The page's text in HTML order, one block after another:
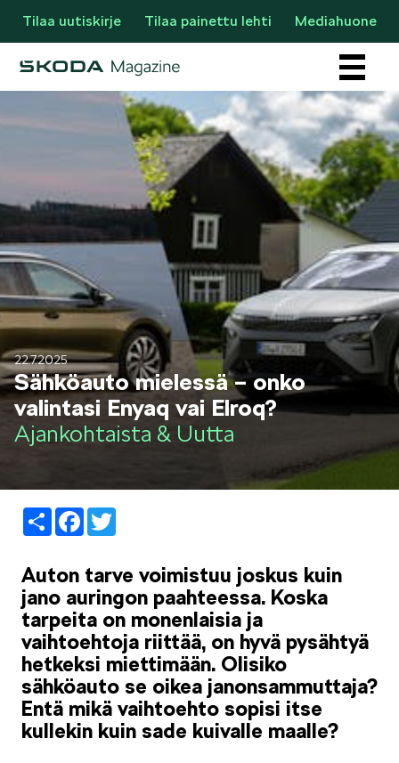
Tilaa uutiskirje Tilaa painettu lehti Mediahuone
Osastot
AJANKOHTAISTA & UUTTA
LIFESTYLE
SIMPLY CLEVER
22.7.2025
Sähköauto mielessä – onko
valintasi Enyaq vai Elroq?
Ajankohtaista & Uutta
ShareFacebook
Auton tarve voimistuu joskus kuin
jano auringon paahteessa. Koska
tarpeita on monenlaisia ja
vaihtoehtoja riittää, on hyvä pysähtyä
hetkeksi miettimään. Olisiko
sähköauto se oikea janonsammuttaja?
Entä mikä vaihtoehto sopisi itse
kullekin kuin sade kuivalle maalle?